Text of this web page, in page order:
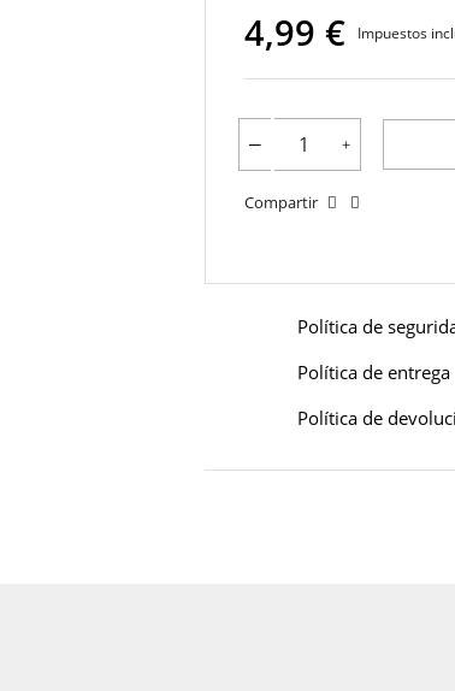
4,99 € Impuestos
Compartir
Política de
Política de entrega
Política de